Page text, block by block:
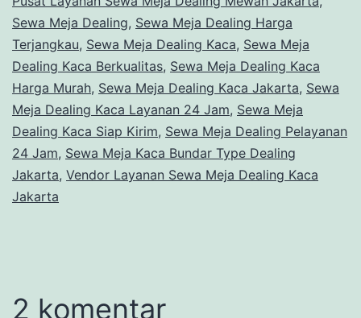
Sewa Meja Dealing, Sewa Meja Dealing Harga
Terjangkau, Sewa Meja Dealing Kaca, Sewa Meja
Dealing Kaca Berkualitas, Sewa Meja Dealing Kaca
Harga Murah, Sewa Meja Dealing Kaca Jakarta, Sewa
Meja Dealing Kaca Layanan 24 Jam, Sewa Meja
Dealing Kaca Siap Kirim, Sewa Meja Dealing Pelayanan
24 Jam, Sewa Meja Kaca Bundar Type Dealing
Jakarta, Vendor Layanan Sewa Meja Dealing Kaca
Jakarta
2 komentar